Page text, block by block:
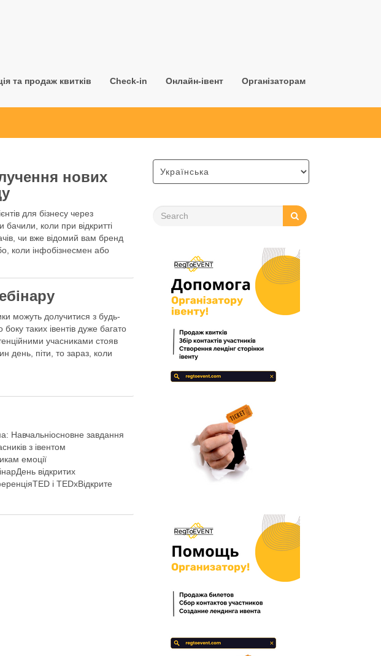
та продаж квитків Check-in Онлайн-івент Організаторам
нових
для бізнесу через
коли при відкритті
чи вже відомий вам бренд
коли інфобізнесмен або
можуть долучитися з будь-
боку таких івентів дуже багато
учасниками стояв
день, піти, то зараз, коли
Навчальніосновне завдання
з івентом
емоції
відкритих
і TEDxВідкрите